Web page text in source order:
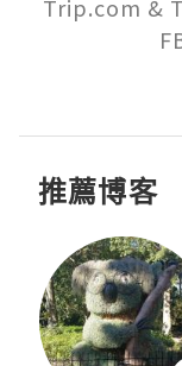
Trip.com &
推薦博客